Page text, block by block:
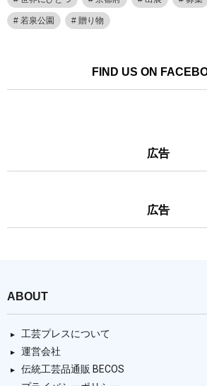
若泉公園 贈り物
FIND US ON
広告
広告
ABOUT
工芸プレスについて
運営会社
伝統工芸品通販 BECOS